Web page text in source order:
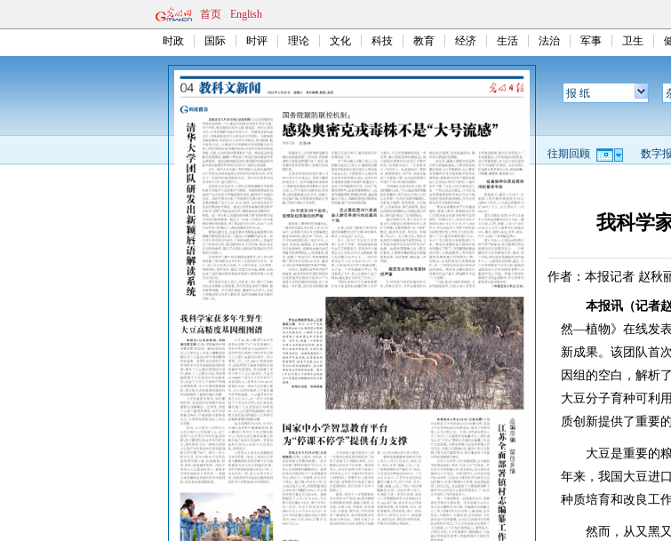
首页 English
时政 国际 时评 理论 文化 科技 教育 经济 生活 法治 军事 卫生
报 纸
往期回顾 数字
我科学
作者：本报记者 赵秋
本报讯（记者
然—植物》在线发
新成果。该团队首
因组的空白，解析
大豆分子育种可利
质创新提供了重要
大豆是重要的粮
年来，我国大豆进
种质培育和改良工
然而，从又黑又